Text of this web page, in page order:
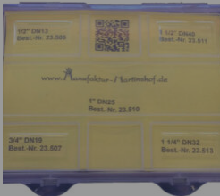
Auf die
Wunschliste